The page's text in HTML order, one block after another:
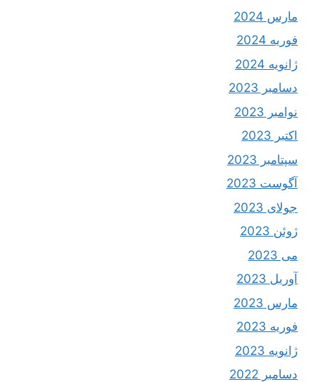
مارس 2024
فوریه 2024
ژانویه 2024
دسامبر 2023
نوامبر 2023
اکتبر 2023
سپتامبر 2023
آگوست 2023
جولای 2023
ژوئن 2023
می 2023
آوریل 2023
مارس 2023
فوریه 2023
ژانویه 2023
دسامبر 2022